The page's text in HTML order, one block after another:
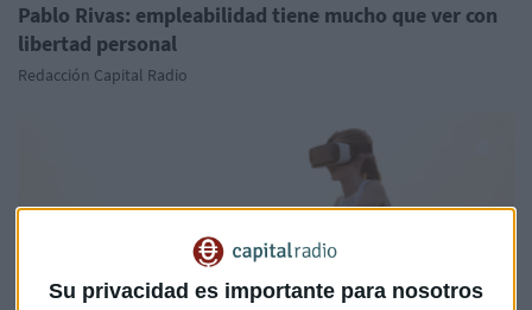
Su privacidad es importante para nosotros
Pablo Rivas: empleabilidad tiene mucho que ver con
libertad personal
Redacción Capital Radio